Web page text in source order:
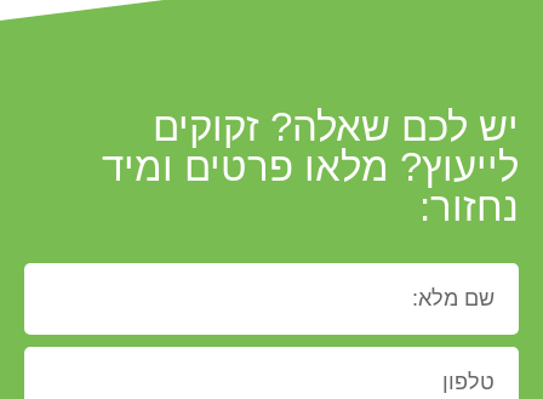
יש לכם שאלה? זקוקים
לייעוץ? מלאו פרטים ומיד
נחזור: